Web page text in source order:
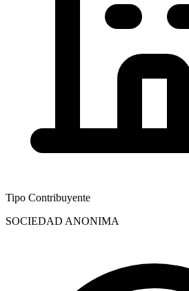
Tipo Contribuyente
SOCIEDAD ANONIMA